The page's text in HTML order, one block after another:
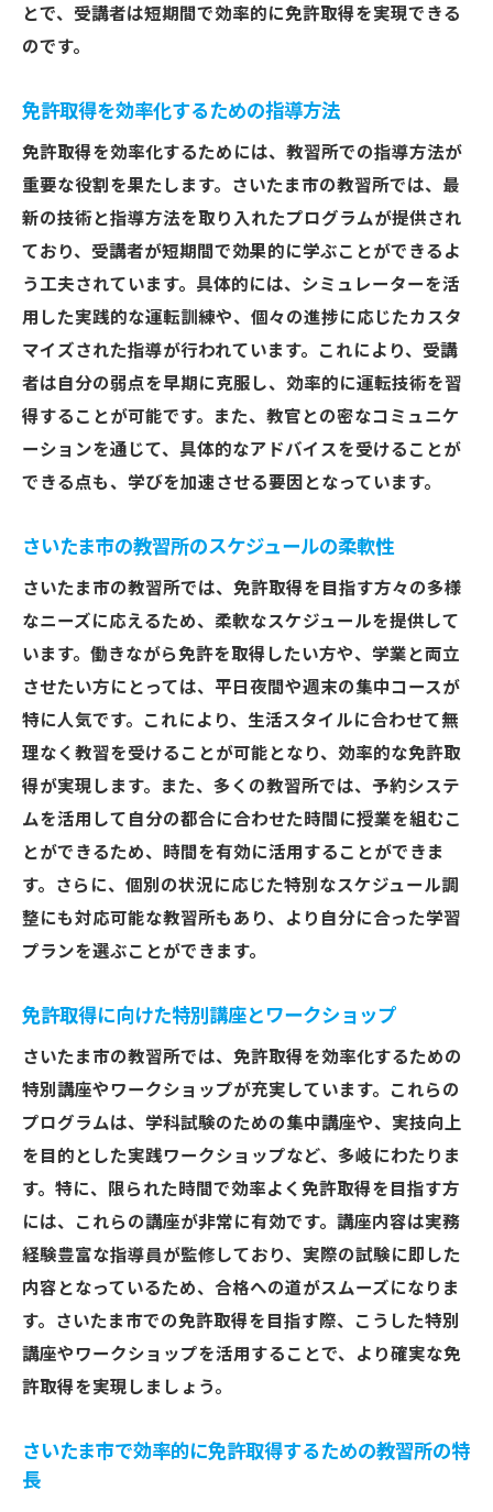
とで、受講者は短期間で効率的に免許取得を実現できる
のです。
免許取得を効率化するための指導方法
免許取得を効率化するためには、教習所での指導方法が
重要な役割を果たします。さいたま市の教習所では、最
新の技術と指導方法を取り入れたプログラムが提供され
ており、受講者が短期間で効果的に学ぶことができるよ
う工夫されています。具体的には、シミュレーターを活
用した実践的な運転訓練や、個々の進捗に応じたカスタ
マイズされた指導が行われています。これにより、受講
者は自分の弱点を早期に克服し、効率的に運転技術を習
得することが可能です。また、教官との密なコミュニケ
ーションを通じて、具体的なアドバイスを受けることが
できる点も、学びを加速させる要因となっています。
さいたま市の教習所のスケジュールの柔軟性
さいたま市の教習所では、免許取得を目指す方々の多様
なニーズに応えるため、柔軟なスケジュールを提供して
います。働きながら免許を取得したい方や、学業と両立
させたい方にとっては、平日夜間や週末の集中コースが
特に人気です。これにより、生活スタイルに合わせて無
理なく教習を受けることが可能となり、効率的な免許取
得が実現します。また、多くの教習所では、予約システ
ムを活用して自分の都合に合わせた時間に授業を組むこ
とができるため、時間を有効に活用することができま
す。さらに、個別の状況に応じた特別なスケジュール調
整にも対応可能な教習所もあり、より自分に合った学習
プランを選ぶことができます。
免許取得に向けた特別講座とワークショップ
さいたま市の教習所では、免許取得を効率化するための
特別講座やワークショップが充実しています。これらの
プログラムは、学科試験のための集中講座や、実技向上
を目的とした実践ワークショップなど、多岐にわたりま
す。特に、限られた時間で効率よく免許取得を目指す方
には、これらの講座が非常に有効です。講座内容は実務
経験豊富な指導員が監修しており、実際の試験に即した
内容となっているため、合格への道がスムーズになりま
す。さいたま市での免許取得を目指す際、こうした特別
講座やワークショップを活用することで、より確実な免
許取得を実現しましょう。
さいたま市で効率的に免許取得するための教習所の特
長